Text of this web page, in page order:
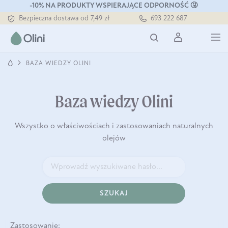
-10% NA PRODUKTY WSPIERAJĄCE ODPORNOŚĆ 🤧
Tłoczony zawsze na zimno
Bezpieczna dostawa od 7,49 zł
Tłoczony zawsze na zimno
693 222 687
BAZA WIEDZY OLINI
Baza wiedzy Olini
Wszystko o właściwościach i zastosowaniach naturalnych
olejów
SZUKAJ
Zastosowanie: